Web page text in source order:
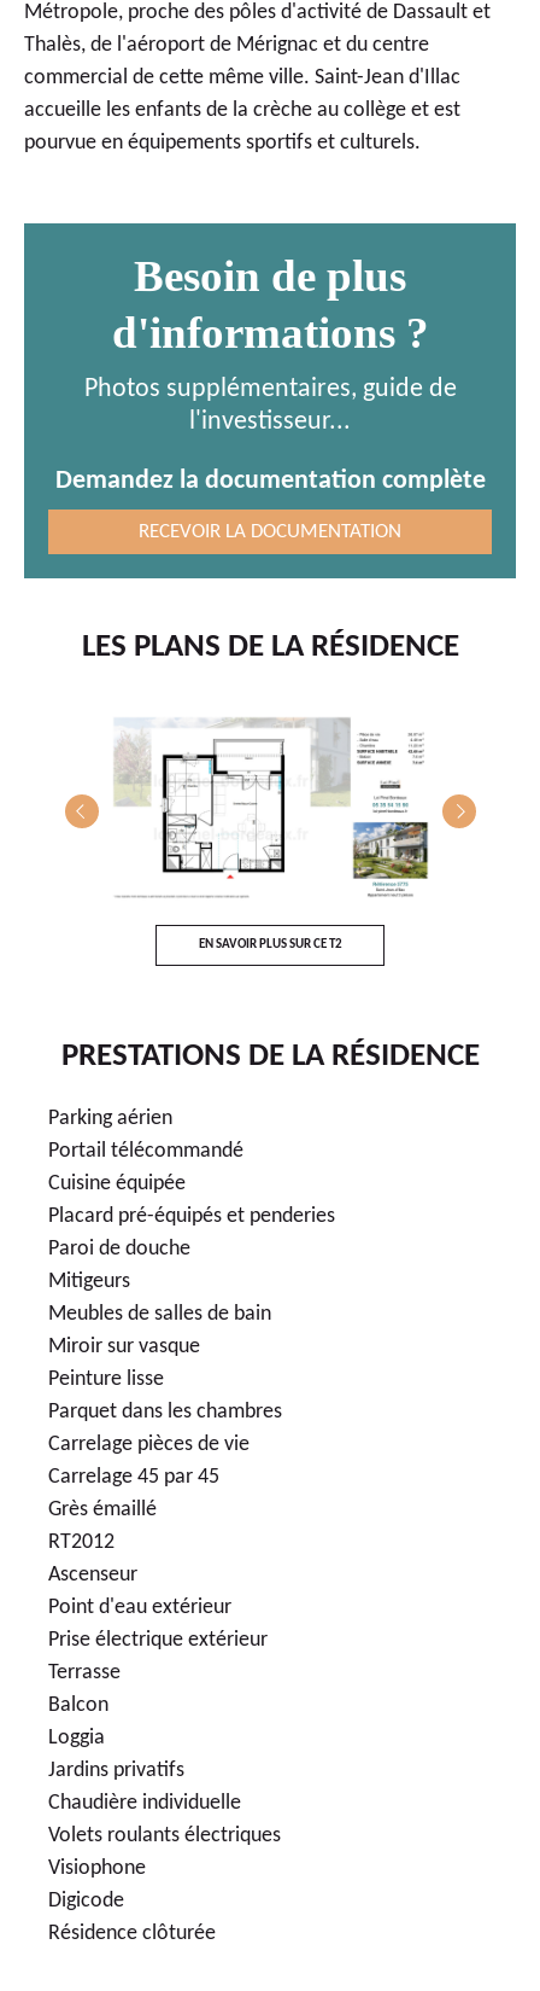
Métropole, proche des pôles d'activité de Dassault et
Thalès, de l'aéroport de Mérignac et du centre
commercial de cette même ville. Saint-Jean d'Illac
accueille les enfants de la crèche au collège et est
pourvue en équipements sportifs et culturels.
Besoin de plus
d'informations ?
Photos supplémentaires, guide de
l'investisseur...
Demandez la documentation complète
RECEVOIR LA DOCUMENTATION
LES PLANS DE LA RÉSIDENCE
EN SAVOIR PLUS SUR CE T2
PRESTATIONS DE LA RÉSIDENCE
Parking aérien
Portail télécommandé
Cuisine équipée
Placard pré-équipés et penderies
Paroi de douche
Mitigeurs
Meubles de salles de bain
Miroir sur vasque
Peinture lisse
Parquet dans les chambres
Carrelage pièces de vie
Carrelage 45 par 45
Grès émaillé
RT2012
Ascenseur
Point d'eau extérieur
Prise électrique extérieur
Terrasse
Balcon
Loggia
Jardins privatifs
Chaudière individuelle
Volets roulants électriques
Visiophone
Digicode
Résidence clôturée